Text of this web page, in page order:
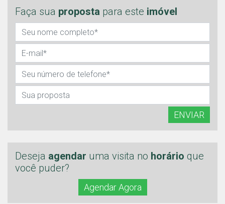
Faça sua proposta para este imóvel
ENVIAR
Deseja agendar uma visita no horário que
você puder?
Agendar Agora